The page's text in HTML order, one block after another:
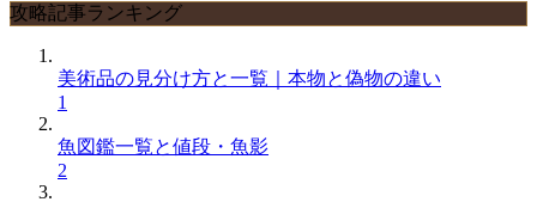
攻略記事ランキング
美術品の見分け方と一覧｜本物と偽物の違い
1
魚図鑑一覧と値段・魚影
2